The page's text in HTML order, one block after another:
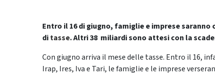
Entro il 16 di giugno, famiglie e imprese
ditasse. Altri 38 miliardi sono attesi con la
Con giugno arriva il mese delle tasse. Entro il 16,
Irap, Ires, Iva e Tari, le famiglie e le imprese